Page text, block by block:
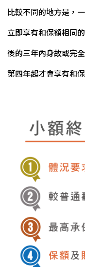
比較不同的地方是，
立即享有和保額相同
後的三年內身故或完
第四年起才會享有和